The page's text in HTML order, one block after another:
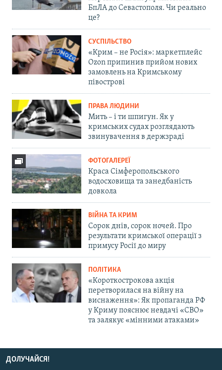
БпЛА до Севастополя. Чи реально
це?
СУСПІЛЬСТВО
«Крим – не Росія»: маркетплейс
Ozon припинив прийом нових
замовлень на Кримському
півострові
ПРАВА ЛЮДИНИ
Мить – і ти шпигун. Як у
кримських судах розглядають
звинувачення в держзраді
ФОТОГАЛЕРЕЇ
Краса Сімферопольського
водосховища та занедбаність
довкола
ВІЙНА ТА КРИМ
Сорок днів, сорок ночей. Про
результати кримської операції з
примусу Росії до миру
ПОЛІТИКА
«Короткострокова акція
перетворилася на війну на
виснаження»: Як пропаганда РФ
у Криму пояснює невдачі «СВО»
та залякує «мінними атаками»
ДОЛУЧАЙСЯ!